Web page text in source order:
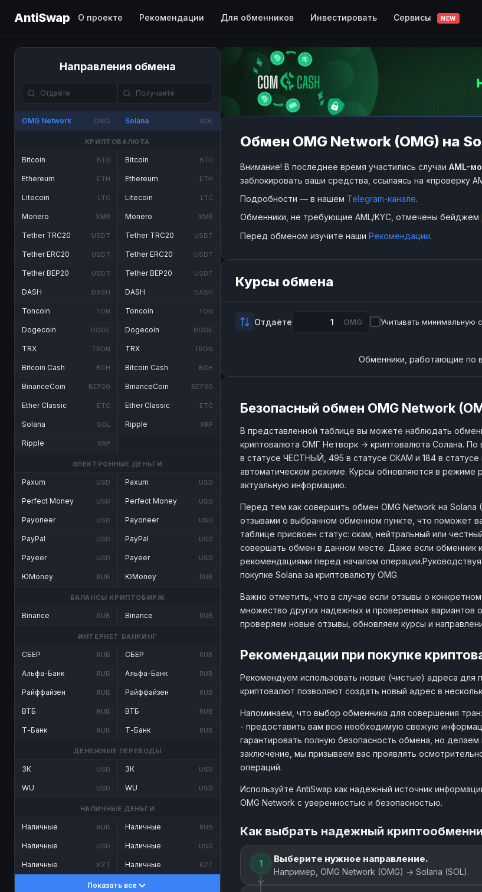
AntiSwap О проекте Рекомендации Для обменников Инвестировать Сервисы NEW
Направления обмена
OMG Network OMG Solana SOL
КРИПТОВАЛЮТА
Bitcoin BTC
Ethereum ETH
Litecoin LTC
Monero XMR
Tether TRC20 USDT
Tether ERC20 USDT
Tether BEP20 USDT
DASH DASH
Toncoin TON
Dogecoin DOGE
TRX TRON
Bitcoin Cash BCH
BinanceCoin BEP20
Ether Classic ETC
Solana SOL
Ripple XRP
Bitcoin BTC
Ethereum ETH
Litecoin LTC
Monero XMR
Tether TRC20 USDT
Tether ERC20 USDT
Tether BEP20 USDT
DASH DASH
Toncoin TON
Dogecoin DOGE
TRX TRON
Bitcoin Cash BCH
BinanceCoin BEP20
Ether Classic ETC
Ripple XRP
ЭЛЕКТРОННЫЕ ДЕНЬГИ
Paxum USD
Perfect Money USD
Payoneer USD
PayPal USD
Payeer USD
ЮMoney RUB
Paxum USD
Perfect Money USD
Payoneer USD
PayPal USD
Payeer USD
ЮMoney RUB
БАЛАНСЫ КРИПТОБИРЖ
Binance RUB Binance RUB
ИНТЕРНЕТ БАНКИНГ
СБЕР RUB
Альфа-Банк RUB
Райффайзен RUB
ВТБ RUB
Т-Банк RUB
СБЕР RUB
Альфа-Банк RUB
Райффайзен RUB
ВТБ RUB
Т-Банк RUB
ДЕНЕЖНЫЕ ПЕРЕВОДЫ
ЗК USD
WU USD
ЗК USD
WU USD
НАЛИЧНЫЕ ДЕНЬГИ
Наличные RUB
Наличные USD
Наличные KZT
Наличные RUB
Наличные USD
Наличные KZT
Показать все
Обмен OMG Network (OMG) на
Внимание! В последнее время участились случаи AML-
заблокировать ваши средства, ссылаясь на «проверку
Подробности — в нашем Telegram-канале.
Обменники, не требующие AML/KYC, отмечены бейджем
Перед обменом изучите наши Рекомендации.
Курсы обмена
Отдаёте OMG Учитывать минимальную
Обменники, работающие по
Безопасный обмен OMG Network
В представленной таблице вы можете наблюдать
криптовалюта ОМГ Нетворк → криптовалюта Солана. По
в статусе ЧЕСТНЫЙ, 495 в статусе СКАМ и 184 в статусе
автоматическом режиме. Курсы обновляются в режиме
актуальную информацию.
Перед тем как совершить обмен OMG Network на
отзывами о выбранном обменном пункте, что поможет
таблице присвоен статус: скам, нейтральный или
совершать обмен в данном месте. Даже если обменник
рекомендациями перед началом
покупке Solana за криптовалюту OMG.
Важно отметить, что в случае если отзывы о
множество других надежных и проверенных вариантов
проверяем новые отзывы, обновляем курсы и
Рекомендации при покупке
Рекомендуем использовать новые (чистые) адреса для
криптовалют позволяют создать новый адрес в
Напоминаем, что выбор обменника для совершения
- предоставить вам всю необходимую свежую
гарантировать полную безопасность обмена, но
заключение, мы призываем вас проявлять
операций.
Используйте AntiSwap как надежный источник
OMG Network с уверенностью и безопасностью.
Как выбрать надежный
1 Выберите нужное направление.
Например, OMG Network (OMG) → Solana (SOL).